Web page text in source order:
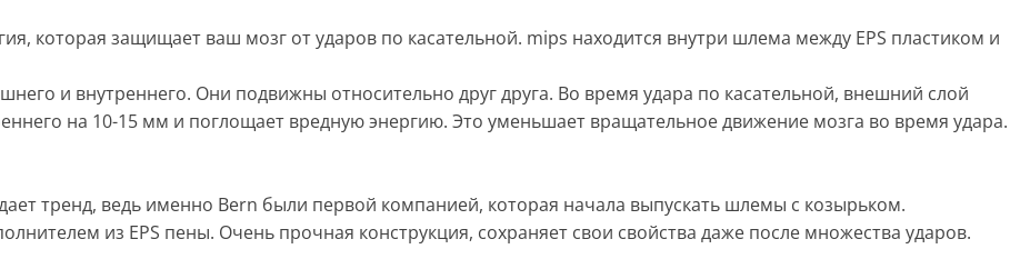
которая защищает ваш мозг от ударов по касательной. mips находится внутри шлема между EPS пластиком и
и внутреннего. Они подвижны относительно друг друга. Во время удара по касательной, внешний слой
на 10-15 мм и поглощает вредную энергию. Это уменьшает вращательное движение мозга во время удара.
тренд, ведь именно Bern были первой компанией, которая начала выпускать шлемы с козырьком.
из EPS пены. Очень прочная конструкция, сохраняет свои свойства даже после множества ударов.